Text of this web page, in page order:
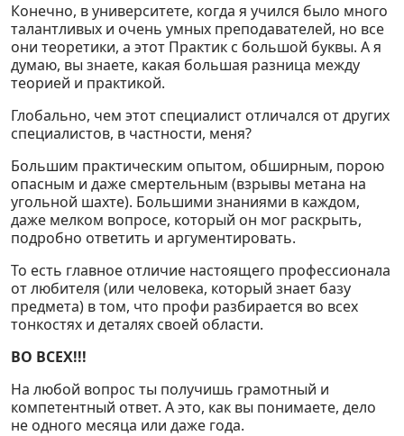
Конечно, в университете, когда я учился было много
талантливых и очень умных преподавателей, но все
они теоретики, а этот Практик с большой буквы. А я
думаю, вы знаете, какая большая разница между
теорией и практикой.
Глобально, чем этот специалист отличался от других
специалистов, в частности, меня?
Большим практическим опытом, обширным, порою
опасным и даже смертельным (взрывы метана на
угольной шахте). Большими знаниями в каждом,
даже мелком вопросе, который он мог раскрыть,
подробно ответить и аргументировать.
То есть главное отличие настоящего профессионала
от любителя (или человека, который знает базу
предмета) в том, что профи разбирается во всех
тонкостях и деталях своей области.
ВО ВСЕХ!!!
На любой вопрос ты получишь грамотный и
компетентный ответ. А это, как вы понимаете, дело
не одного месяца или даже года.